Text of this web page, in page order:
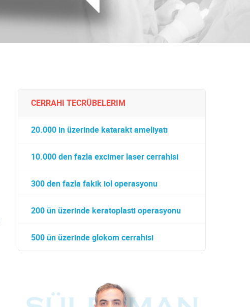
CERRAHI TECRÜBELERIM
20.000 in üzerinde katarakt ameliyatı
10.000 den fazla excimer laser cerrahisi
300 den fazla fakik iol operasyonu
200 ün üzerinde keratoplasti operasyonu
500 ün üzerinde glokom cerrahisi